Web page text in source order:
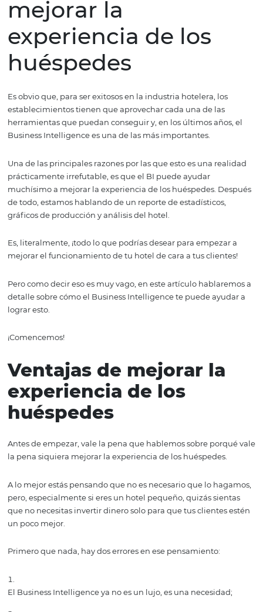
Cómo el Business
Intelligence ayuda
mejorar la
experiencia de los
huéspedes
Es obvio que, para ser exitosos en la industria hotelera,
establecimientos tienen que aprovechar cada una de
herramientas que puedan conseguir y, en los últimos
Una de las principales razones por las que esto es una
muchísimo a mejorar la experiencia de los huéspedes.
de todo, estamos hablando de un reporte de
mejorar el funcionamiento de tu hotel de cara a tus
Pero como decir eso es muy vago, en este artículo
detalle sobre cómo el Business Intelligence te puede
Ventajas de mejorar
experiencia de los
huéspedes
Antes de empezar, vale la pena que hablemos sobre